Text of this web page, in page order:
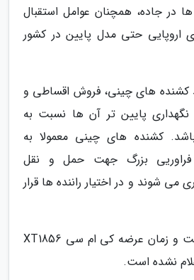
در جاده، همچنان عوامل استقبال
اروپایی حتی مدل پایین در کشور
کشنده های چینی، فروش اقساطی و
پایین تر آن ها نسبت به
کشنده های چینی معمولا به
بزرگ جهت حمل و نقل
شوند و در اختیار راننده ها قرار
باید گفت که هنوز قیمت و زمان عرضه کی ام سی XT1856
نشده است.